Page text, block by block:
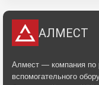
АЛМЕСТ
Алмест — компания по
вспомогательного